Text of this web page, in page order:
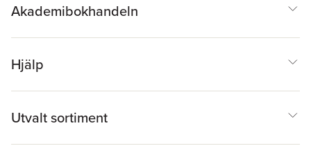
Akademibokhandeln
Hjälp
Utvalt sortiment